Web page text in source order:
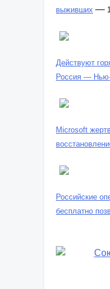
выживших —
Действуют
Россия —
Microsoft
Российские
бесплатно